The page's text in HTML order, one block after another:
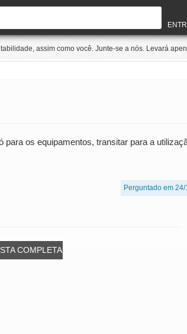
assim como você. Junte-se a nós. Levará
os equipamentos, transitar para a
Perguntado em
COMPLETA